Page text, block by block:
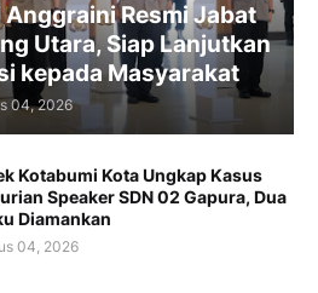
Anggraini Resmi Jabat
Utara, Siap Lanjutkan
kepada Masyarakat
04, 2026
Kotabumi Kota Ungkap Kasus
Speaker SDN 02 Gapura, Dua
Diamankan
04, 2026